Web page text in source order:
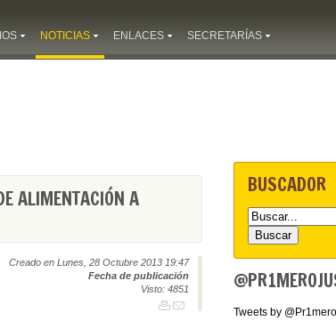
NOTICIAS ENLACES SECRETARÍAS
ALIMENTACIÓN A
Creado en Lunes, 28 Octubre 2013 19:47
Fecha de publicación
Visto: 4851
BUSCADOR
Tweets by